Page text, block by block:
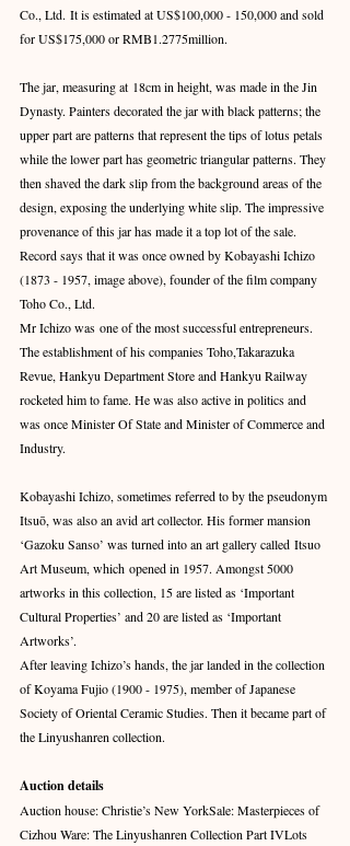
Co., Ltd. It is estimated at US$100,000 - 150,000 and sold
for US$175,000 or RMB1.2775million.
The jar, measuring at 18cm in height, was made in the Jin
Dynasty. Painters decorated the jar with black patterns; the
upper part are patterns that represent the tips of lotus petals
while the lower part has geometric triangular patterns. They
then shaved the dark slip from the background areas of the
design, exposing the underlying white slip. The impressive
provenance of this jar has made it a top lot of the sale.
Record says that it was once owned by Kobayashi Ichizo
(1873 - 1957, image above), founder of the film company
Toho Co., Ltd.
Mr Ichizo was one of the most successful entrepreneurs.
The establishment of his companies Toho,Takarazuka
Revue, Hankyu Department Store and Hankyu Railway
rocketed him to fame. He was also active in politics and
was once Minister Of State and Minister of Commerce and
Industry.
Kobayashi Ichizo, sometimes referred to by the pseudonym
Itsuō, was also an avid art collector. His former mansion
‘Gazoku Sanso’ was turned into an art gallery called Itsuo
Art Museum, which opened in 1957. Amongst 5000
artworks in this collection, 15 are listed as ‘Important
Cultural Properties’ and 20 are listed as ‘Important
Artworks’.
After leaving Ichizo’s hands, the jar landed in the collection
of Koyama Fujio (1900 - 1975), member of Japanese
Society of Oriental Ceramic Studies. Then it became part of
the Linyushanren collection.
Auction details
Auction house: Christie’s New YorkSale: Masterpieces of
Cizhou Ware: The Linyushanren Collection Part IVLots